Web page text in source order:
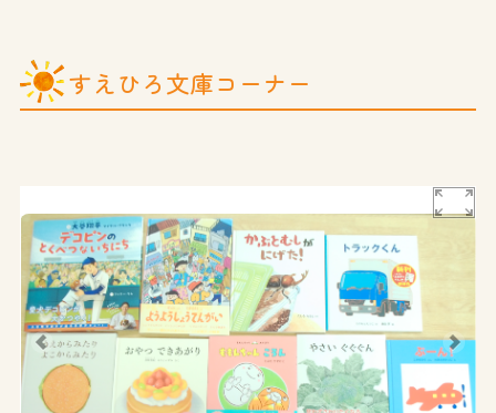
すえひろ文庫コーナー